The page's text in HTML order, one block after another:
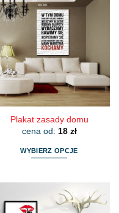
wiele
wariantów.
Opcje
można
wybrać
na
stronie
produktu
Plakat zasady domu
cena od: 18 zł
WYBIERZ OPCJE
wiele